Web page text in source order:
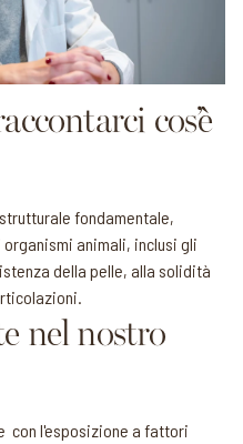
cos’è
fondamentale,
animali, inclusi gli
della pelle, alla solidità
nel nostro
con l'esposizione a fattori